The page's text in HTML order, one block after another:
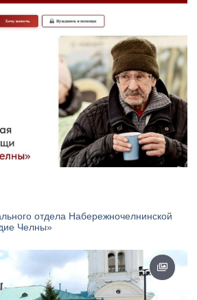
отдела Набережночелнинской
Челны»